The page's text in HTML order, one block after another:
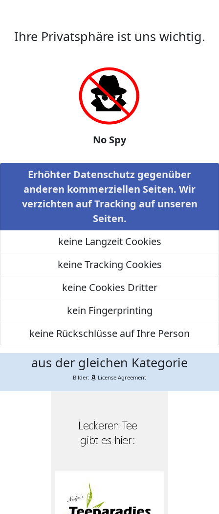
Ihre Privatsphäre ist uns wichtig.
No Spy
Erhöhter Datenschutz gegenüber
anderen kommerziellen Seiten. Wir
verzichten auf Tracking auf unseren
Seiten.
keine Langzeit Cookies
keine Tracking Cookies
keine Cookies Dritter
kein Fingerprinting
keine Rückschlüsse auf Ihre Person
aus der gleichen Kategorie
Bilder: License Agreement